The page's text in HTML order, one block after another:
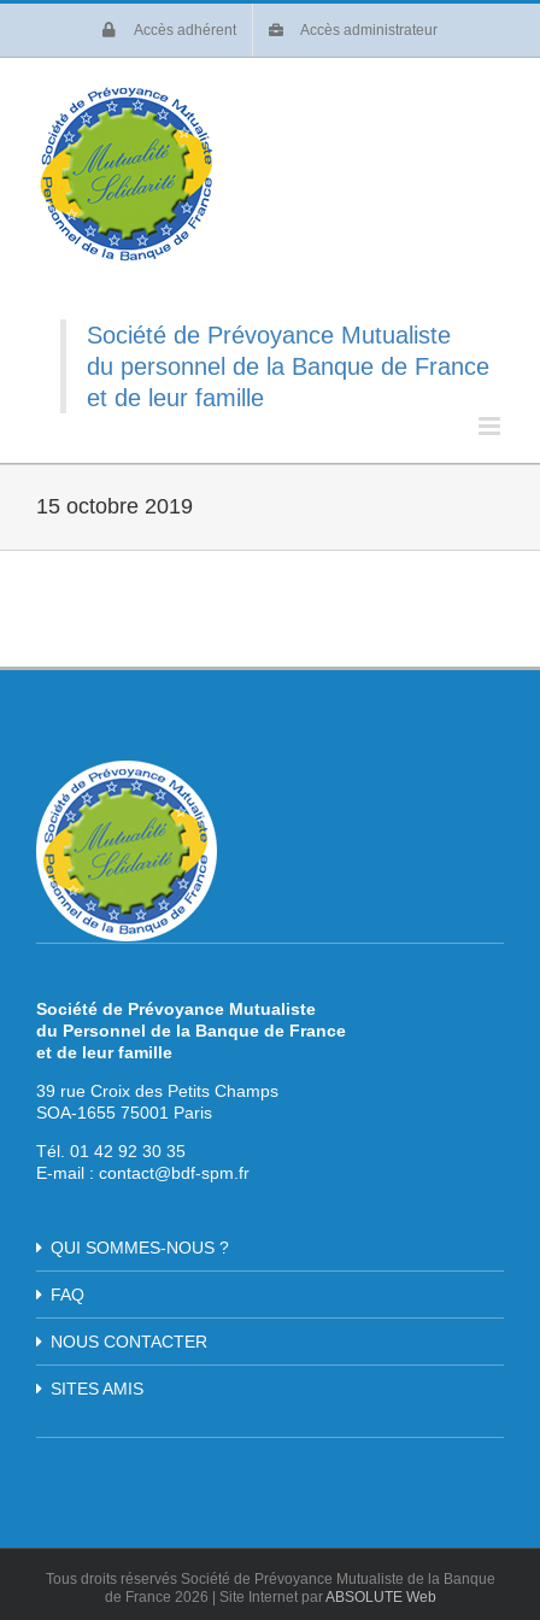
Passer
contenu
Accès adhérent Accès administrateur
Société de Prévoyance Mutualiste
du personnel de la Banque de France
et de leur famille
15 octobre 2019
Société de Prévoyance Mutualiste
du Personnel de la Banque de France
et de leur famille
39 rue Croix des Petits Champs
SOA-1655 75001 Paris
Tél. 01 42 92 30 35
E-mail : contact@bdf-spm.fr
QUI SOMMES-NOUS ?
FAQ
NOUS CONTACTER
SITES AMIS
Tous droits réservés Société de Prévoyance Mutualiste de la Banque
de France 2026 | Site Internet parABSOLUTE Web